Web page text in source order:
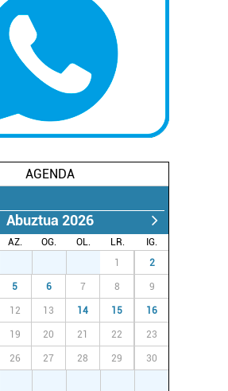
AGENDA
Abuztua 2026
AZ. OG. OL. LR.
IG.
1 2
5 6 7 8 9
12 13 14 15 16
19 20 21 22 23
26 27 28 29 30